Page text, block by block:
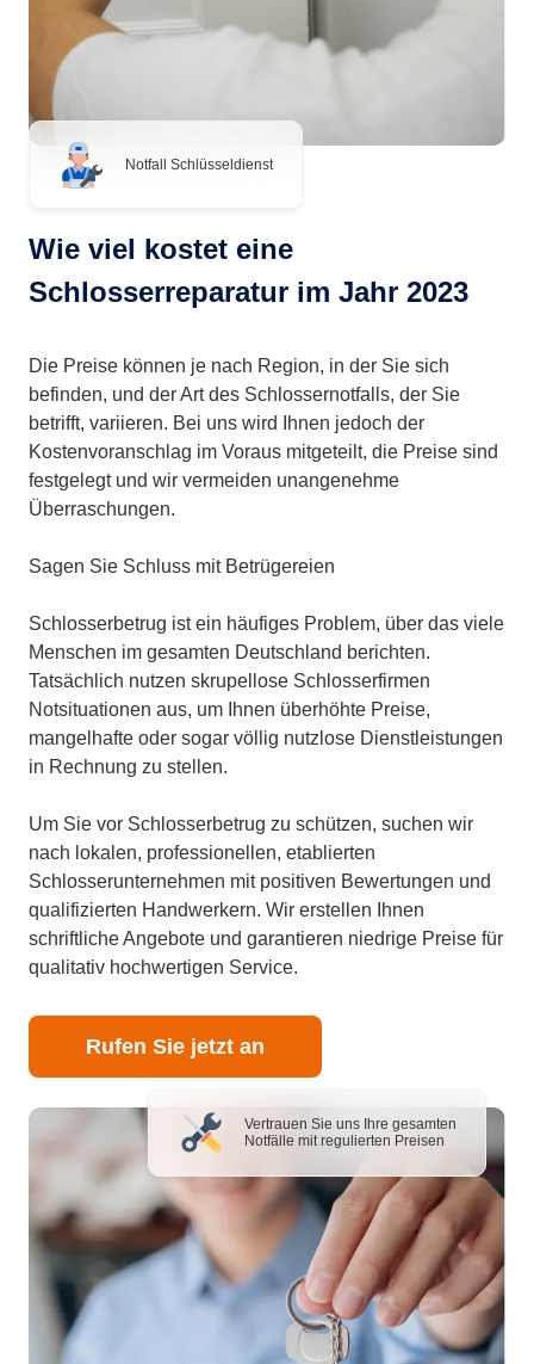
Notfall Schlüsseldienst
Wie viel kostet eine
Schlosserreparatur im Jahr 2023
Die Preise können je nach Region, in der Sie sich
befinden, und der Art des Schlossernotfalls, der Sie
betrifft, variieren. Bei uns wird Ihnen jedoch der
Kostenvoranschlag im Voraus mitgeteilt, die Preise sind
festgelegt und wir vermeiden unangenehme
Überraschungen.
Sagen Sie Schluss mit Betrügereien
Schlosserbetrug ist ein häufiges Problem, über das viele
Menschen im gesamten Deutschland berichten.
Tatsächlich nutzen skrupellose Schlosserfirmen
Notsituationen aus, um Ihnen überhöhte Preise,
mangelhafte oder sogar völlig nutzlose Dienstleistungen
in Rechnung zu stellen.
Um Sie vor Schlosserbetrug zu schützen, suchen wir
nach lokalen, professionellen, etablierten
Schlosserunternehmen mit positiven Bewertungen und
qualifizierten Handwerkern. Wir erstellen Ihnen
schriftliche Angebote und garantieren niedrige Preise für
qualitativ hochwertigen Service.
Rufen Sie jetzt an
Vertrauen Sie uns Ihre gesamten
Notfälle mit regulierten Preisen